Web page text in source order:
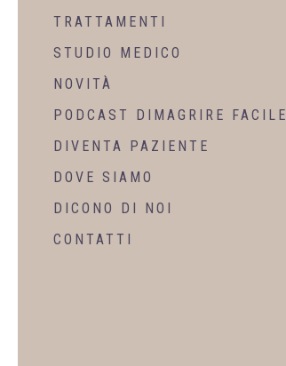
TRATTAMENTI
STUDIO MEDICO
NOVITÀ
PODCAST DIMAGRIRE FACILE
DIVENTA PAZIENTE
DOVE SIAMO
DICONO DI NOI
CONTATTI